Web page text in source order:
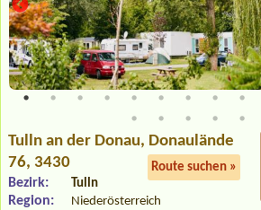
Tulln an der Donau, Donaulände
76, 3430
Route suchen »
Bezirk: Tulln
Region: Niederösterreich